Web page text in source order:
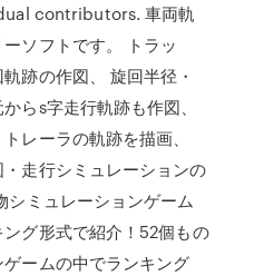
contributors. 車両軌
ソフトです。 トラッ
跡の作図、 旋回半径・
らs字走行軌跡も作図、
レーラの軌跡を描画、
走行シミュレーションの
シミュレーションゲーム
グ形式で紹介！52個もの
ームの中でランキング